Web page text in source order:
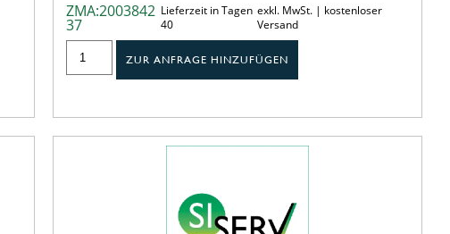
ZMA:2003842
37
Lieferzeit in Tagen
40
exkl. MwSt. | kostenloser
Versand
ZUR ANFRAGE HINZUFÜGEN